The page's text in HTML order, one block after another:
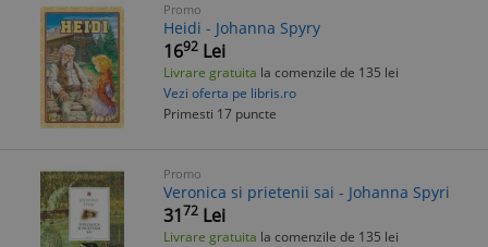
Promo
Heidi - Johanna Spyry
1692 Lei
Livrare gratuita la comenzile de 135 lei
Vezi oferta pe libris.ro
Primesti 17 puncte
Promo
Veronica si prietenii sai - Johanna Spyri
3172 Lei
Livrare gratuita la comenzile de 135 lei